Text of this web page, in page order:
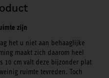
zijn
het u niet aan behaaglijke
maakt zich daarom heel
10 cm valt deze bijzonder plat
ruimte tevreden. Toch